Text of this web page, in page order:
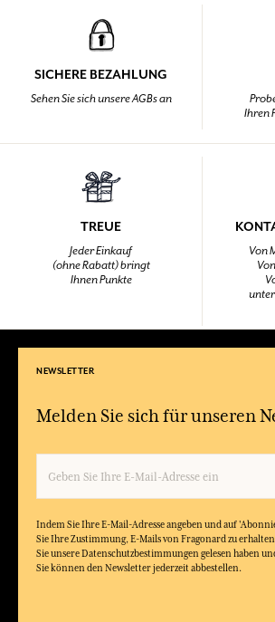
SICHERE BEZAHLUNG
Sehen Sie sich unsere AGBs an
Ihren
TREUE
Jeder Einkauf
(ohne Rabatt) bringt
Ihnen Punkte
Von
unter
NEWSLETTER
Melden Sie sich für unseren
Indem Sie Ihre E-Mail-Adresse angeben und auf
Sie Ihre Zustimmung, E-Mails von Fragonard zu
Sie unsere Datenschutzbestimmungen gelesen haben
Sie können den Newsletter jederzeit abbestellen.